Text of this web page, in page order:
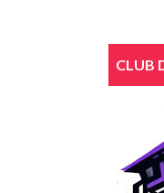
CLUB